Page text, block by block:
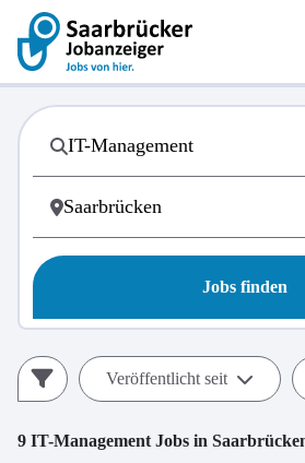
Jobs finden
Veröffentlicht seit
9 IT-Management Jobs in